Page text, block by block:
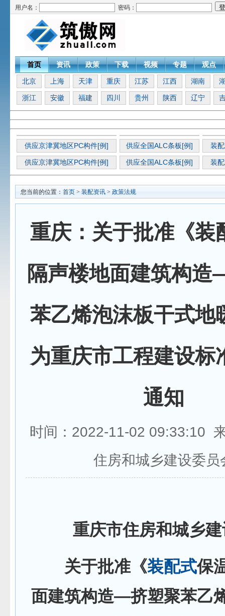
用户名： 密码：
首页 资讯 政策 下载 视频 专题 观点
北京 上海 天津 重庆 江苏 江西 湖南
浙江 安徽 福建 四川 贵州 陕西 辽宁
供应京津冀地区PC构件[例] 供应全国ALC条板[例] 装
供应京津冀地区PC构件[例] 供应全国ALC条板[例] 装
您当前的位置： 首页 > 装配资讯 > 政策法规
重庆：关于批准《装
隔声楼地面建筑构
苯乙烯泡沫板干式地
为重庆市工程建设标
通知
时间：2022-11-02 09:33:10
住房和城乡建设委员
重庆市住房和城乡建
关于批准《装配式保
面建筑构造—挤塑聚苯乙